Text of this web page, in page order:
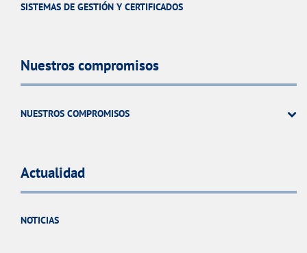
SISTEMAS DE GESTIÓN Y CERTIFICADOS
Nuestros compromisos
NUESTROS COMPROMISOS
Actualidad
NOTICIAS